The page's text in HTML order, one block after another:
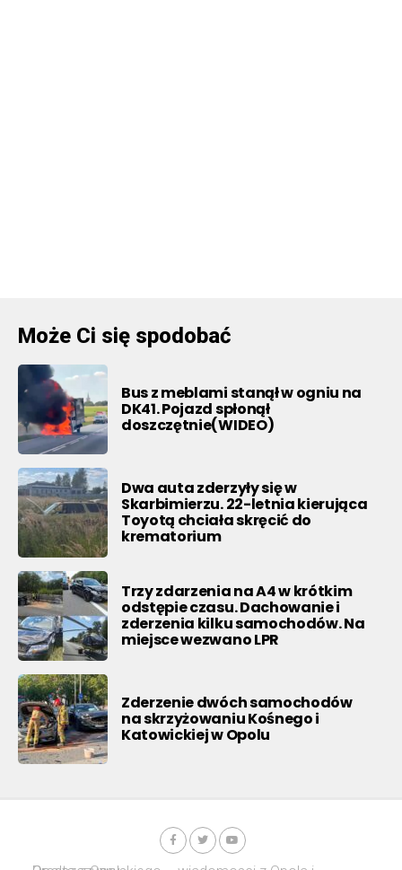
Może Ci się spodobać
Bus z meblami stanął w ogniu na
DK41. Pojazd spłonął
doszczętnie(WIDEO)
Dwa auta zderzyły się w
Skarbimierzu. 22-letnia kierująca
Toyotą chciała skręcić do
krematorium
Trzy zdarzenia na A4 w krótkim
odstępie czasu. Dachowanie i
zderzenia kilku samochodów. Na
miejsce wezwano LPR
Zderzenie dwóch samochodów
na skrzyżowaniu Kośnego i
Katowickiej w Opolu